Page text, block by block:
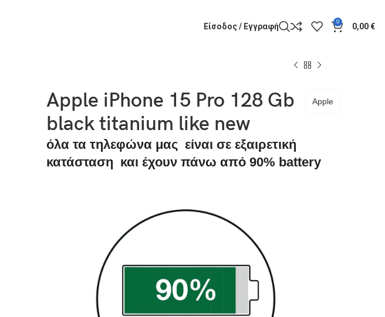
Είσοδος / Εγγραφή 0 0,00€
Apple iPhone 15 Pro 128 Gb
black titanium like new
Apple
όλα τα τηλεφώνα μας είναι σε εξαιρετική
κατάσταση και έχουν πάνω από 90% battery